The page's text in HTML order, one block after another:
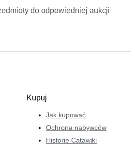
wspólne zainteresowania,
do odpowiedniej aukcji
Kupuj
Jak kupować
Ochrona nabywców
Historie Catawiki